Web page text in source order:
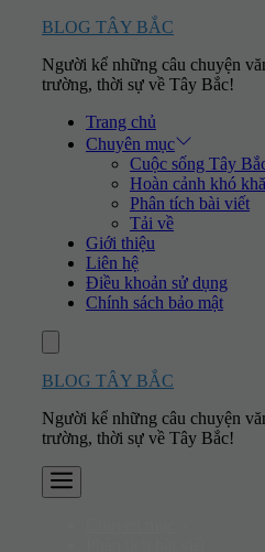
content
BLOG TÂY BẮC
Người kể những câu chuyện
trường, thời sự về Tây Bắc!
Trang chủ
Chuyên mục
Cuộc sống Tây
Hoàn cảnh khó
Phân tích bài viết
Tải về
Giới thiệu
Liên hệ
Điều khoản sử dụng
Chính sách bảo mật
Account
BLOG TÂY BẮC
Người kể những câu chuyện
trường, thời sự về Tây Bắc!
Menu